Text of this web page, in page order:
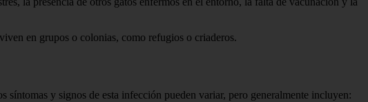
en grupos o colonias, como refugios o criaderos.
síntomas y signos de esta infección pueden variar, pero generalmente incluyen: